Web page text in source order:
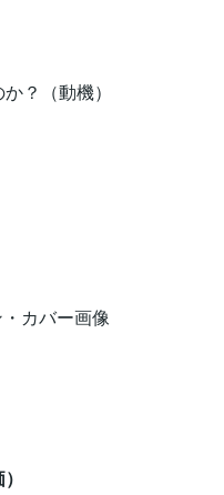
？（動機）
カバー画像